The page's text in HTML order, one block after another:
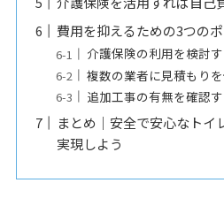
費用を抑えるための3つの
介護保険の利用を検討
複数の業者に見積もり
追加工事の有無を確認
まとめ｜安全で安心なトイ
実現しよう